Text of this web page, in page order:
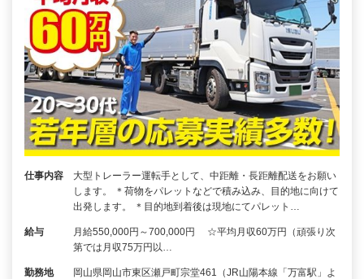
仕事内容
大型トレーラー運転手として、中距離・長距離配送をお願い
します。 ＊荷物をパレットなどで積み込み、目的地に向けて
出発します。 ＊目的地到着後は現地にてパレット…
給与
月給550,000円～700,000円 ☆平均月収60万円（頑張り次
第では月収75万円以…
勤務地
岡山県岡山市東区瀬戸町宗堂461（JR山陽本線「万富駅」よ